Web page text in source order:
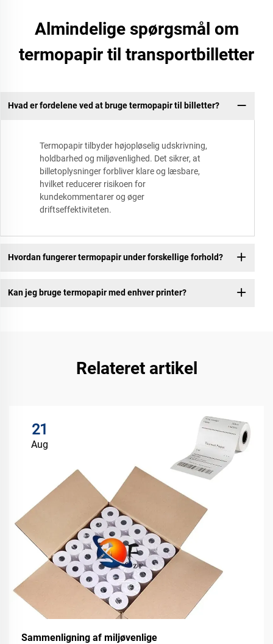
Almindelige spørgsmål om
termopapir til transportbilletter
Hvad er fordelene ved at bruge termopapir til billetter?
Termopapir tilbyder højopløselig udskrivning,
holdbarhed og miljøvenlighed. Det sikrer, at
billetoplysninger forbliver klare og læsbare,
hvilket reducerer risikoen for
kundekommentarer og øger
driftseffektiviteten.
Hvordan fungerer termopapir under forskellige forhold?
Kan jeg bruge termopapir med enhver printer?
Relateret artikel
21
Aug
Sammenligning af miljøvenlige